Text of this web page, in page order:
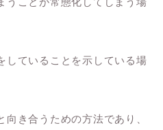
していることを示している場
き合うための方法であり、